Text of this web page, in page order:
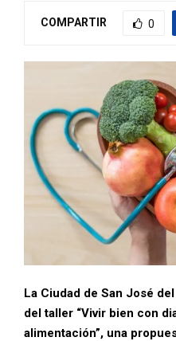
COMPARTIR 0
La Ciudad de San José
del taller “Vivir bien con
alimentación”, una